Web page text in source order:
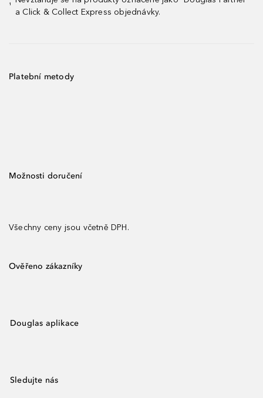
¹
a Click & Collect Express objednávky.
Platební metody
Možnosti doručení
Všechny ceny jsou včetně DPH.
Ověřeno zákazníky
Douglas aplikace
Sledujte nás